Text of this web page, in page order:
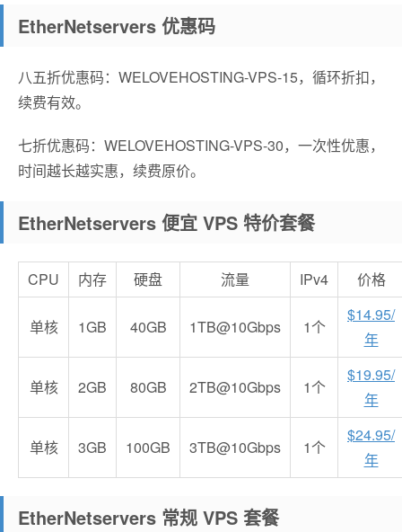
EtherNetservers 优惠码
八五折优惠码：WELOVEHOSTING-VPS-15，循环折扣，
续费有效。
七折优惠码：WELOVEHOSTING-VPS-30，一次性优惠，
时间越长越实惠，续费原价。
EtherNetservers 便宜 VPS 特价套餐
CPU 内存 硬盘 流量 IPv4 价格
单核 1GB 40GB 1TB@10Gbps 1个
$14.95/
年
单核 2GB 80GB 2TB@10Gbps 1个
$19.95/
年
单核 3GB 100GB 3TB@10Gbps 1个
$24.95/
年
EtherNetservers 常规 VPS 套餐